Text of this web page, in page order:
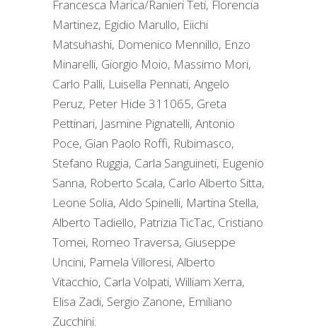
Francesca Marica/Ranieri Teti, Florencia
Martinez, Egidio Marullo, Eiichi
Matsuhashi, Domenico Mennillo, Enzo
Minarelli, Giorgio Moio, Massimo Mori,
Carlo Palli, Luisella Pennati, Angelo
Peruz, Peter Hide 311065, Greta
Pettinari, Jasmine Pignatelli, Antonio
Poce, Gian Paolo Roffi, Rubimasco,
Stefano Ruggia, Carla Sanguineti, Eugenio
Sanna, Roberto Scala, Carlo Alberto Sitta,
Leone Solia, Aldo Spinelli, Martina Stella,
Alberto Tadiello, Patrizia TicTac, Cristiano
Tomei, Romeo Traversa, Giuseppe
Uncini, Pamela Villoresi, Alberto
Vitacchio, Carla Volpati, William Xerra,
Elisa Zadi, Sergio Zanone, Emiliano
Zucchini.